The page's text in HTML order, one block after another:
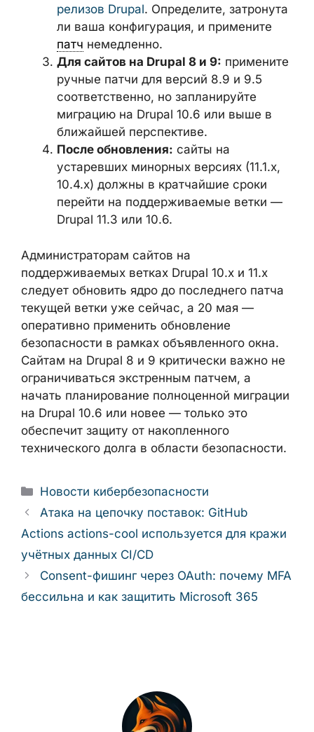
релизов Drupal. Определите, затронута
ли ваша конфигурация, и примените
патч немедленно.
Для сайтов на Drupal 8 и 9: примените
ручные патчи для версий 8.9 и 9.5
соответственно, но запланируйте
миграцию на Drupal 10.6 или выше в
ближайшей перспективе.
После обновления: сайты на
устаревших минорных версиях (11.1.x,
10.4.x) должны в кратчайшие сроки
перейти на поддерживаемые ветки —
Drupal 11.3 или 10.6.
Администраторам сайтов на
поддерживаемых ветках Drupal 10.x и 11.x
следует обновить ядро до последнего патча
текущей ветки уже сейчас, а 20 мая —
оперативно применить обновление
безопасности в рамках объявленного окна.
Сайтам на Drupal 8 и 9 критически важно не
ограничиваться экстренным патчем, а
начать планирование полноценной миграции
на Drupal 10.6 или новее — только это
обеспечит защиту от накопленного
технического долга в области безопасности.
Рубрики
Новости кибербезопасности
Атака на цепочку поставок: GitHub
Actions actions-cool используется для кражи
учётных данных CI/CD
Consent-фишинг через OAuth: почему MFA
бессильна и как защитить Microsoft 365